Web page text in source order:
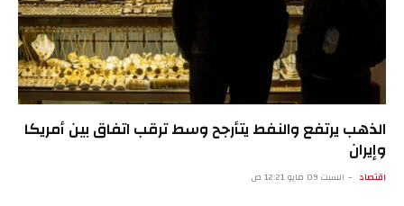
الذهب يرتفع والنفط يتأرجح وسط ترقب اتفاق بين أمريكا
وإيران
اقتصاد السبت 09 مايو 12:21 ص